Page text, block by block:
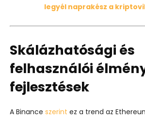
legyél naprakész a
Skálázhatósági és
felhasználói
fejlesztések
A Binance szerint ez a trend az